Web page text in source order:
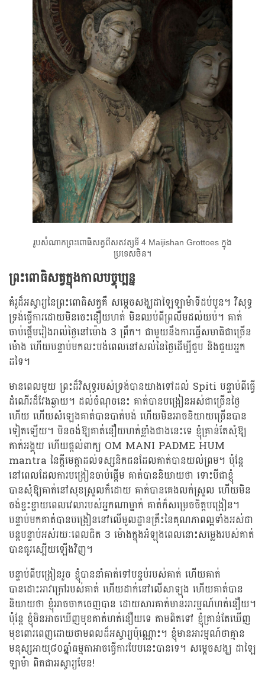
រូបសំណាកព្រះពោធិសត្វពីសតវត្សទី 4 Maijishan Grottoes ក្នុង
ប្រទេសចិន។
ព្រះពោធិសត្វក្នុងកាលបច្ចុប្បន្ន
គំរូដ៏អស្ចារ្យនៃព្រះពោធិសត្វគឺ សម្តេចសង្ឃដាឡៃឡាម៉ាទីដប់បួន។ វិសុទ្ធ
ទ្រង់ធ្វើការដោយមិនចេះនឿយហត់ មិនឈប់ពីព្រលឹមដល់យប់។ គាត់
ចាប់ផ្តើមរៀងរាល់ថ្ងៃនៅម៉ោង 3 ព្រឹក។ ជាមួយនឹងការធ្វើសមាធិជាច្រើន
ម៉ោង ហើយបន្ទាប់មកលះបង់ពេលនៅសល់នៃថ្ងៃដើម្បីជួប និងជួយអ្នក
ដទៃ។
មានពេលមួយ ព្រះដ៏វិសុទ្ធរបស់ទ្រង់បានយាងទៅដល់ Spiti បន្ទាប់ពីធ្វើ
ដំណើរដ៏វែងឆ្ងាយ។ ដល់ចំណុចនេះ គាត់បានបង្រៀនអស់ជាច្រើនថ្ងៃ
ហើយ ហើយសំឡេងគាត់បានបាត់បង់ ហើយមិនអាចនិយាយច្រើនបាន
ទៀតឡើយ។ មិនចង់ឱ្យគាត់នឿយហត់ខ្លាំងជាងនេះទេ ខ្ញុំគ្រាន់តែសុំឱ្យ
គាត់អង្គុយ ហើយផ្តល់ពាក្យ OM MANI PADME HUM
mantra នៃក្តីមេត្តាដល់ទស្សនិកជនដែលគាត់បានយល់ព្រម។ ប៉ុន្តែ
នៅពេលដែលការបង្រៀនចាប់ផ្តើម គាត់បាននិយាយថា ទោះបីជាខ្ញុំ
បានសុំឱ្យគាត់នៅសុខស្រួលក៏ដោយ គាត់បានគេងលក់ស្រួល ហើយមិន
ចង់ខ្ជះខ្ជាយពេលវេលារបស់អ្នកណាម្នាក់ គាត់ក៏សម្រេចចិត្តបង្រៀន។
បន្ទាប់មកគាត់បានបង្រៀននៅលើមូលដ្ឋានគ្រឹះនៃគុណភាពល្អទាំងអស់ជា
បន្តបន្ទាប់អស់រយៈពេលជិត 3 ម៉ោងក្នុងអំឡុងពេលនោះសម្លេងរបស់គាត់
បានធូរស្បើយឡើងវិញ។
បន្ទាប់ពីបង្រៀនរួច ខ្ញុំបាននាំគាត់ទៅបន្ទប់របស់គាត់ ហើយគាត់
បានដោះអាវក្រៅរបស់គាត់ ហើយដាក់នៅលើសាឡុង ហើយគាត់បាន
និយាយថា ខ្ញុំអាចចាកចេញបាន ដោយសារគាត់មានអារម្មណ៍ហត់នឿយ។
ប៉ុន្តែ ខ្ញុំមិនអាចឃើញមុខគាត់ហត់នឿយទេ តាមពិតទៅ ខ្ញុំគ្រាន់តែឃើញ
មុខពោរពេញដោយថាមពលដ៏អស្ចារ្យប៉ុណ្ណោះ។ ខ្ញុំមានអារម្មណ៍ថាគ្មាន
មនុស្សអាយុ៨០ឆ្នាំធម្មតាអាចធ្វើការបែបនេះបានទេ។ សម្តេចសង្ឃ ដាឡៃ
ឡាម៉ា ពិតជាអស្ចារ្យមែន!